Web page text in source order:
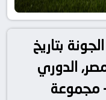
بتاريخ
مصر, الدوري
– مجموعة